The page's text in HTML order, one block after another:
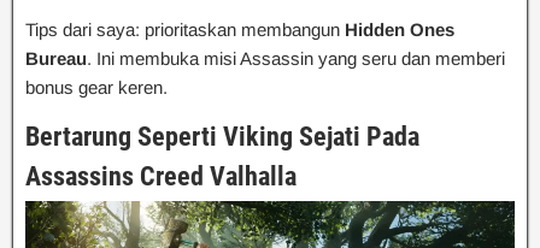
Tips dari saya: prioritaskan membangun Hidden Ones
Bureau. Ini membuka misi Assassin yang seru dan memberi
bonus gear keren.
Bertarung Seperti Viking Sejati Pada
Assassins Creed Valhalla